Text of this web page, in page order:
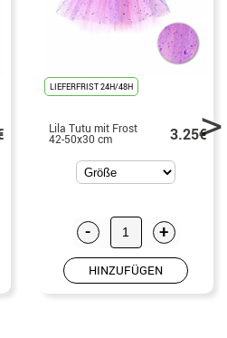
LIEFERFRIST 24H/48H
Lila Tutu mit Frost
42-50x30 cm 3.25€
- +
HINZUFÜGEN